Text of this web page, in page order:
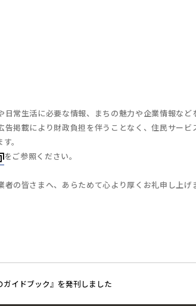
常生活に必要な情報、まちの魅力や企業情報など
掲載により財政負担を伴うことなく、住民サー
。
をご参照ください。
の皆さまへ、あらためて心より厚くお礼申し上げ
イドブック』を発刊しました